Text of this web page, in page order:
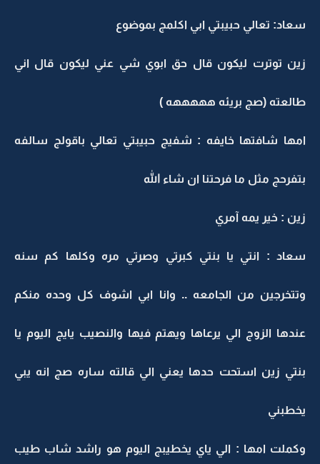
سعاد: تعالي حبيبتي ابي اكلمج بموضوع
زين توترت ليكون قال حق ابوي شي عني ليكون قال اني
طالعته (صج بريئه هههههه )
امها شافتها خايفه : شفيج حبيبتي تعالي باقولج سالفه
بتفرحج مثل ما فرحتنا ان شاء الله
زين : خير يمه آمري
سعاد : انتي يا بنتي كبرتي وصرتي مره وكلها كم سنه
وتتخرجين من الجامعه .. وانا ابي اشوف كل وحده منكم
عندها الزوج الي يرعاها ويهتم فيها والنصيب يايج اليوم يا
بنتي زين استحت حدها يعني الي قالته ساره صج انه يبي
يخطبني
وكملت امها : الي ياي يخطيبج اليوم هو راشد شاب طيب